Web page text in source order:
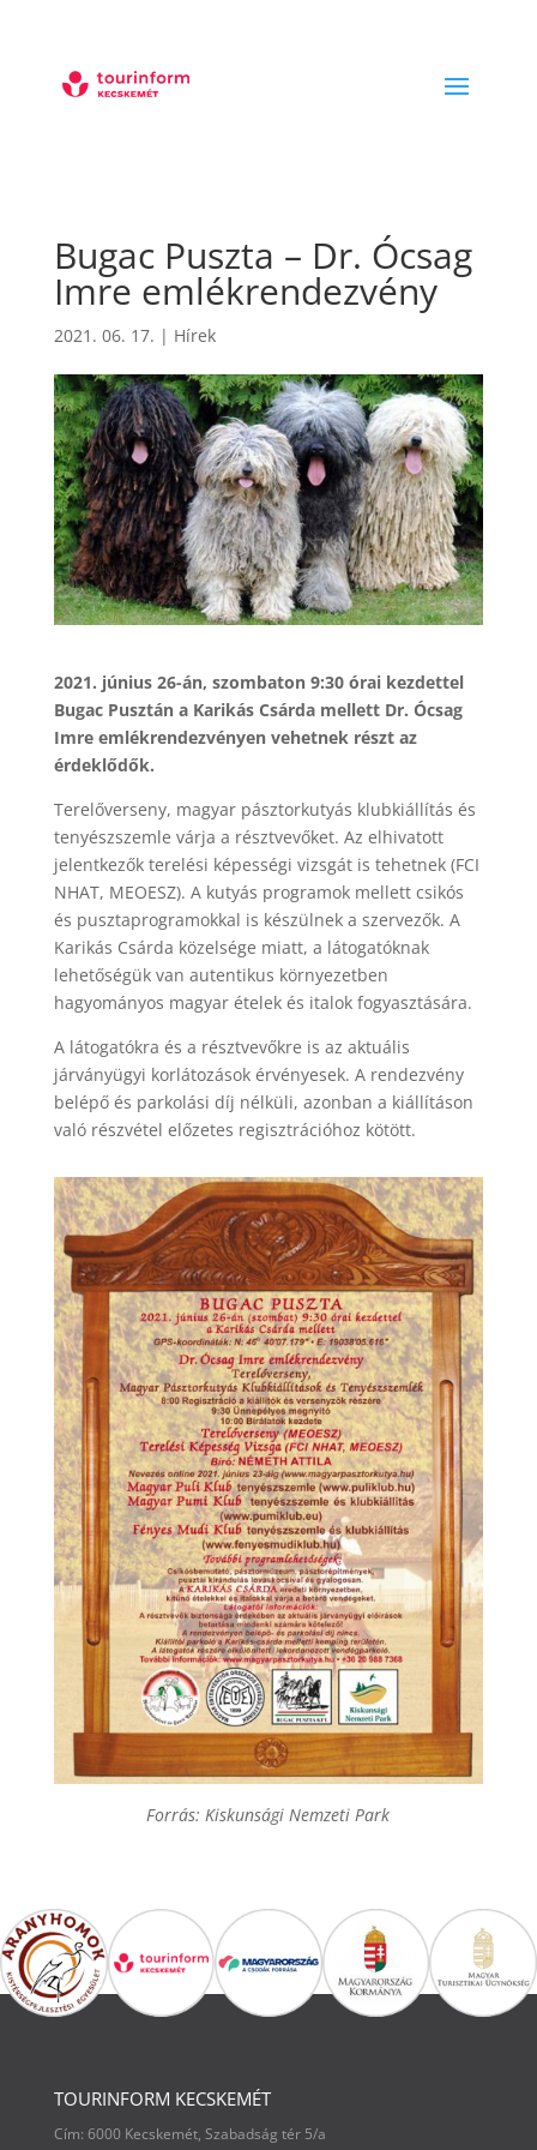
Bugac Puszta – Dr. Ócsag
Imre emlékrendezvény
2021. 06. 17. | Hírek
2021. június 26-án, szombaton 9:30 órai kezdettel
Bugac Pusztán a Karikás Csárda mellett Dr. Ócsag
Imre emlékrendezvényen vehetnek részt az
érdeklődők.
Terelőverseny, magyar pásztorkutyás klubkiállítás és
tenyészszemle várja a résztvevőket. Az elhivatott
jelentkezők terelési képességi vizsgát is tehetnek (FCI
NHAT, MEOESZ). A kutyás programok mellett csikós
és pusztaprogramokkal is készülnek a szervezők. A
Karikás Csárda közelsége miatt, a látogatóknak
lehetőségük van autentikus környezetben
hagyományos magyar ételek és italok fogyasztására.
A látogatókra és a résztvevőkre is az aktuális
járványügyi korlátozások érvényesek. A rendezvény
belépő és parkolási díj nélküli, azonban a kiállításon
való részvétel előzetes regisztrációhoz kötött.
Forrás: Kiskunsági Nemzeti Park
TOURINFORM KECSKEMÉT
Cím: 6000 Kecskemét, Szabadság tér 5/a